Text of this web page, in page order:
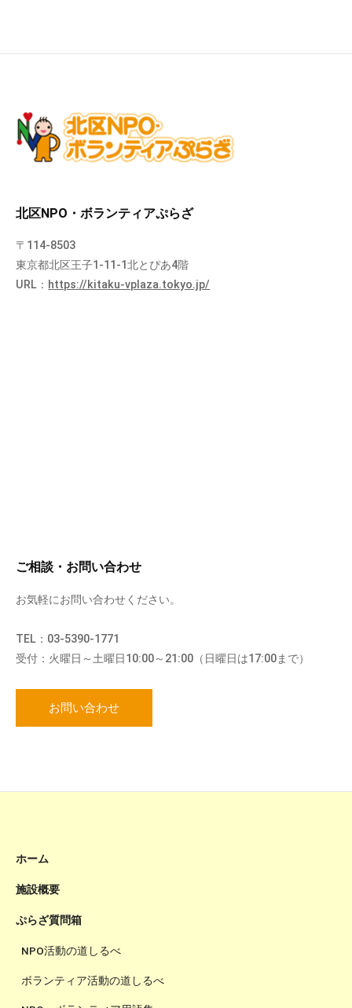
北区NPO・ボランティアぷらざ
〒114-8503
東京都北区王子1-11-1北とぴあ4階
URL： https://kitaku-vplaza.tokyo.jp/
ご相談・お問い合わせ
お気軽にお問い合わせください。
TEL：03-5390-1771
受付：火曜日～土曜日10:00～21:00（日曜日は17:00まで）
お問い合わせ
ホーム
施設概要
ぷらざ質問箱
NPO活動の道しるべ
ボランティア活動の道しるべ